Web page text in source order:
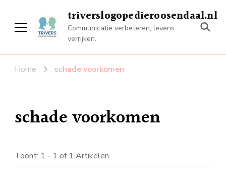
triverslogopedieroosendaal.nl
Communicatie verbeteren, levens
verrijken.
Home schade voorkomen
schade voorkomen
Toont: 1 - 1 of 1 Artikelen